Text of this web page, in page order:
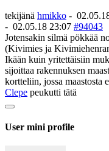
tekijänä hmikko -
- 02.05.18 23:07 #94043
Jotensakin silmä pökkää
(Kivimies ja
Ikään kuin yritettäisiin
sijoittaa rakennuksen
kortteliin, jossa maastosta
Clepe peukutti tätä
User mini profile